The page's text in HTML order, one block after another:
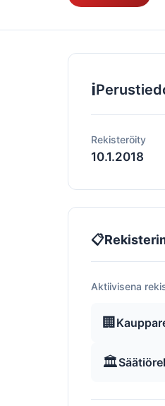
ℹ️
Rekisteröity
10.1.2018
📋
Aktiivisena
🏢
🏛️